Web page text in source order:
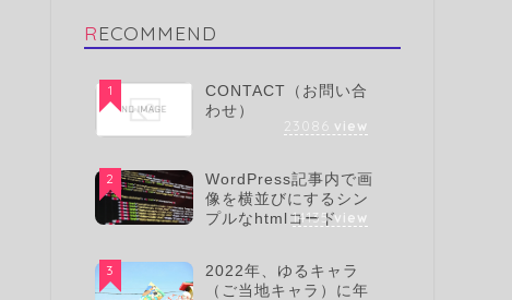
RECOMMEND
1
CONTACT（お問い合
わせ）
23086 view
2
WordPress記事内で画
像を横並びにするシン
プルなhtmlコード
14135view
3
2022年、ゆるキャラ
（ご当地キャラ）に年